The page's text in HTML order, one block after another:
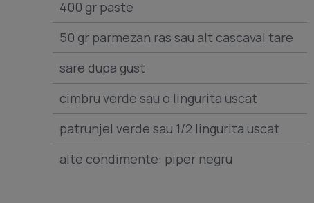
400 gr paste
50 gr parmezan ras sau alt cascaval tare
sare dupa gust
cimbru verde sau o lingurita uscat
patrunjel verde sau 1/2 lingurita uscat
alte condimente: piper negru